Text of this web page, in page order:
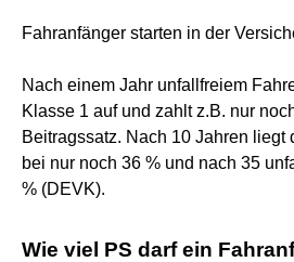
Fahranfänger starten in der
Nach einem Jahr unfallfreiem
Klasse 1 auf und zahlt z.B. nur
Beitragssatz. Nach 10 Jahren liegt
bei nur noch 36 % und nach 35
% (DEVK).
Wie viel PS darf ein